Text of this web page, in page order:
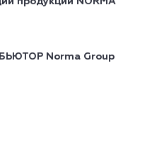
Norma Group